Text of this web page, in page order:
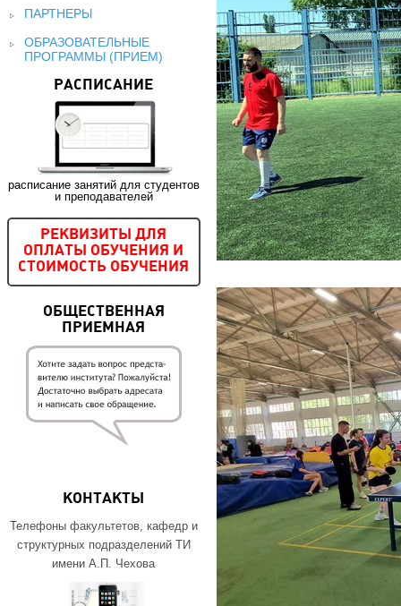
ПАРТНЕРЫ
ОБРАЗОВАТЕЛЬНЫЕ
ПРОГРАММЫ (ПРИЕМ)
РАСПИСАНИЕ
расписание занятий для студентов
и преподавателей
РЕКВИЗИТЫ ДЛЯ
ОПЛАТЫ ОБУЧЕНИЯ И
СТОИМОСТЬ ОБУЧЕНИЯ
ОБЩЕСТВЕННАЯ
ПРИЕМНАЯ
КОНТАКТЫ
Телефоны факультетов, кафедр и
структурных подразделений ТИ
имени А.П. Чехова